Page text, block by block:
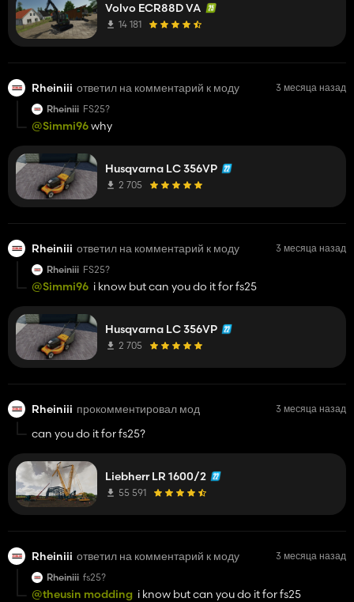
Volvo ECR88D VA
14 181
Rheiniii ответил на комментарий к моду
3 месяца назад
Rheiniii FS25?
@Simmi96why
Husqvarna LC 356VP
2 705
Rheiniii ответил на комментарий к моду
3 месяца назад
Rheiniii FS25?
@Simmi96 i know but can you do it for fs25
Husqvarna LC 356VP
2 705
Rheiniii прокомментировал мод 3 месяца назад
can you do it for fs25?
Liebherr LR 1600/2
55 591
Rheiniii ответил на комментарий к моду
3 месяца назад
Rheiniii fs25?
@theusin modding i know but can you do it for fs25